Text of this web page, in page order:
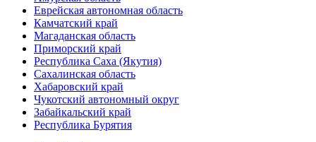
Еврейская автономная область
Камчатский край
Магаданская область
Приморский край
Республика Саха (Якутия)
Сахалинская область
Хабаровский край
Чукотский автономный округ
Забайкальский край
Республика Бурятия